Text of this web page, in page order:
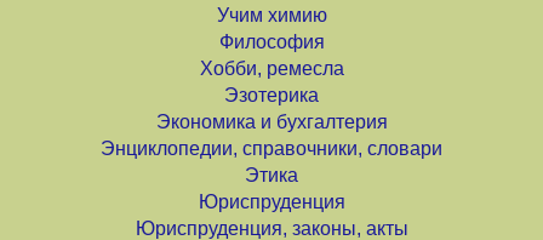
Учим химию
Философия
Хобби, ремесла
Эзотерика
Экономика и бухгалтерия
Энциклопедии, справочники, словари
Этика
Юриспруденция
Юриспруденция, законы, акты